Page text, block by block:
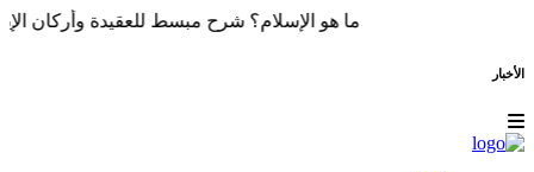
ما هو الإسلام؟ شرح مبسط للعقيدة وأركان
الأخبار